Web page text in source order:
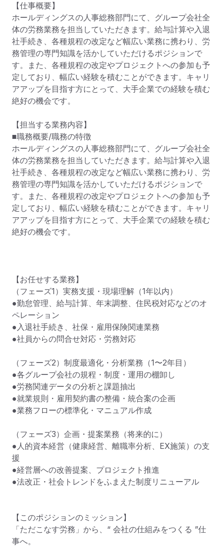
【仕事概要】
ホールディングスの人事総務部門にて、グループ会社全
体の労務業務を担当していただきます。給与計算や入退
社手続き、各種規程の改定など幅広い業務に携わり、労
務管理の専門知識を活かしていただけるポジションで
す。また、各種規程の改定やプロジェクトへの参加も予
定しており、幅広い経験を積むことができます。キャリ
アアップを目指す方にとって、大手企業での経験を積む
絶好の機会です。
【担当する業務内容】
■職務概要/職務の特徴
ホールディングスの人事総務部門にて、グループ会社全
体の労務業務を担当していただきます。給与計算や入退
社手続き、各種規程の改定など幅広い業務に携わり、労
務管理の専門知識を活かしていただけるポジションで
す。また、各種規程の改定やプロジェクトへの参加も予
定しており、幅広い経験を積むことができます。キャリ
アアップを目指す方にとって、大手企業での経験を積む
絶好の機会です。
【お任せする業務】
（フェーズ1）実務支援・現場理解（1年以内）
●勤怠管理、給与計算、年末調整、住民税対応などのオ
ペレーション
●入退社手続き、社保・雇用保険関連業務
●社員からの問合せ対応・労務対応
（フェーズ2）制度最適化・分析業務（1〜2年目）
●各グループ会社の規程・制度・運用の棚卸し
●労務関連データの分析と課題抽出
●就業規則・雇用契約書の整備・統合案の企画
●業務フローの標準化・マニュアル作成
（フェーズ3）企画・提案業務（将来的に）
●人的資本経営（健康経営、離職率分析、EX施策）の支
援
●経営層への改善提案、プロジェクト推進
●法改正・社会トレンドをふまえた制度リニューアル
【このポジションのミッション】
「ただこなす労務」から、“ 会社の仕組みをつくる ”仕
事へ。